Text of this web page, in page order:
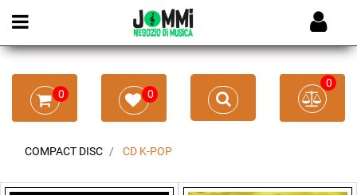
Open menu
0 0
0
COMPACT DISC CD K-POP